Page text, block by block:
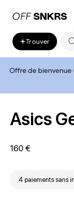
Trouver
Offre de bienvenue
Asics
160 €
4 paiements sans